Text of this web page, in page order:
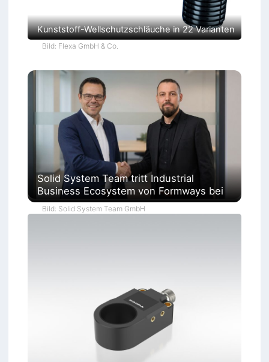
Kunststoff-Wellschutzschläuche in 22 Varianten
Bild: Flexa GmbH & Co.
Solid System Team tritt Industrial
Business Ecosystem von Formways bei
Bild: Solid System Team GmbH